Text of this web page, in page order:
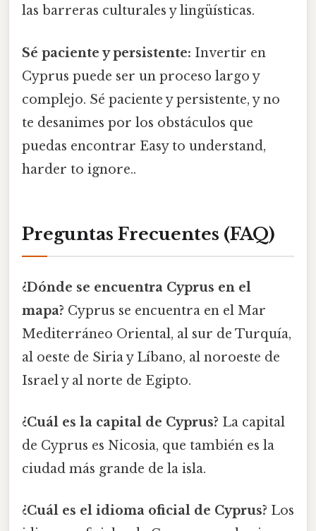
las barreras culturales y lingüísticas.
Sé paciente y persistente: Invertir en
Cyprus puede ser un proceso largo y
complejo. Sé paciente y persistente, y no
te desanimes por los obstáculos que
puedas encontrar Easy to understand,
harder to ignore..
Preguntas Frecuentes (FAQ)
¿Dónde se encuentra Cyprus en el
mapa? Cyprus se encuentra en el Mar
Mediterráneo Oriental, al sur de Turquía,
al oeste de Siria y Líbano, al noroeste de
Israel y al norte de Egipto.
¿Cuál es la capital de Cyprus? La capital
de Cyprus es Nicosia, que también es la
ciudad más grande de la isla.
¿Cuál es el idioma oficial de Cyprus? Los